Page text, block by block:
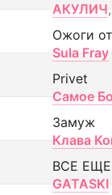
АКУЛИЧ,
Ожоги
Sula Fray
Privet
Самое
Замуж
Клава
ВСЕ ЕЩЕ
GATASKI